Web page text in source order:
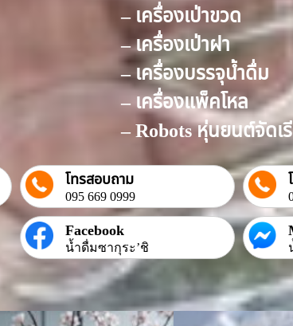
– เครื่องเป่าขวด
– เครื่องเป่าฝา
– เครื่องบรรจุน้ำดื่ม
– เครื่องแพ็คโหล
– Robots หุ่นยนต์จัดเ
โทรสอบถาม
095 669 0999
Facebook
น้ำดื่มซากุระ’ชิ